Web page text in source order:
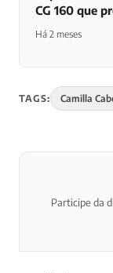
CG 160 que
Há 2 meses
TAGS: Camilla
Participe da